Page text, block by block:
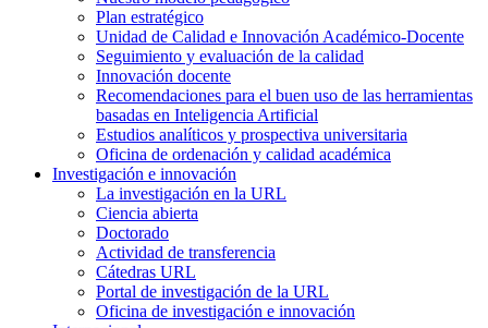
Plan estratégico
Unidad de Calidad e Innovación Académico-Docente
Seguimiento y evaluación de la calidad
Innovación docente
Recomendaciones para el buen uso de las herramientas
basadas en Inteligencia Artificial
Estudios analíticos y prospectiva universitaria
Oficina de ordenación y calidad académica
Investigación e innovación
La investigación en la URL
Ciencia abierta
Doctorado
Actividad de transferencia
Cátedras URL
Portal de investigación de la URL
Oficina de investigación e innovación